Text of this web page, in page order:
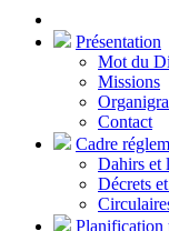
Présentation
Mot du
Missions
Contact
Cadre
Dahirs et
Décrets
Planification